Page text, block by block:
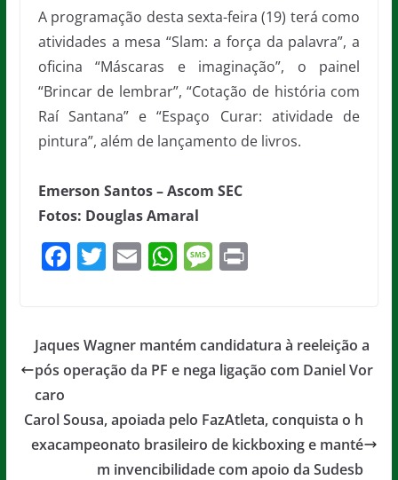
A programação desta sexta-feira (19) terá como
atividades a mesa “Slam: a força da palavra”, a
oficina “Máscaras e imaginação”, o painel
“Brincar de lembrar”, “Cotação de história com
Raí Santana” e “Espaço Curar: atividade de
pintura”, além de lançamento de livros.
Emerson Santos – Ascom SEC
Fotos: Douglas Amaral
F
e
b
o
k
T
er
E
l
W
s
A
p
M
a
g
Pr
Jaques Wagner mantém candidatura à reeleição a
pós operação da PF e nega ligação com Daniel Vor
caro
Carol Sousa, apoiada pelo FazAtleta, conquista o h
exacampeonato brasileiro de kickboxing e manté
m invencibilidade com apoio da Sudesb